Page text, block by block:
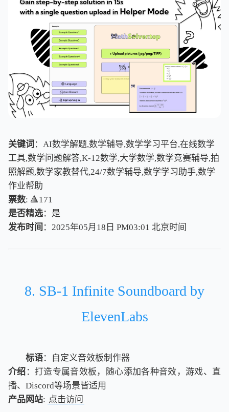
关键词 ：AI数学解题,数学辅导,数学学习平台,在线数学
工具,数学问题解答,K-12数学,大学数学,数学竞赛辅导,拍
照解题,数学家教替代,24/7数学辅导,数学学习助手,数学
作业帮助
票数: 🔺171
是否精选：是
发布时间 ：2025年05月18日 PM03:01 北京时间
北京时间
8. SB-1 Infinite Soundboard by
ElevenLabs
标语：自定义音效板制作器
介绍 ：打造专属音效板，随心添加各种音效，游戏、直
播、Discord等场景皆适用
产品网站: 点击访问